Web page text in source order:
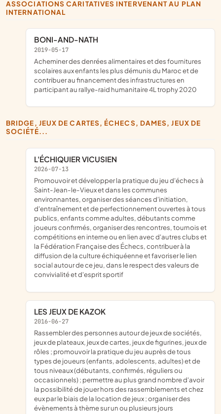
ASSOCIATIONS CARITATIVES INTERVENANT AU PLAN
INTERNATIONAL
BONI-AND-NATH
2019-05-17
acheminer des denrées alimentaires et des fournitures
scolaires aux enfants les plus démunis du Maroc et de
contribuer au financement des infrastructures en
participant au rallye-raid humanitaire 4L trophy 2020
BRIDGE, JEUX DE CARTES, ÉCHECS, DAMES, JEUX DE
SOCIÉTÉ...
L'ÉCHIQUIER VICUSIEN
2026-07-13
promouvoir et développer la pratique du jeu d'échecs à
Saint-Jean-le-Vieux et dans les communes
environnantes, organiser des séances d'initiation,
d'entraînement et de perfectionnement ouvertes à tous
publics, enfants comme adultes, débutants comme
joueurs confirmés, organiser des rencontres, tournois et
compétitions en interne ou en lien avec d'autres clubs et
la Fédération Française des Échecs, contribuer à la
diffusion de la culture échiquéenne et favoriser le lien
social autour de ce jeu, dans le respect des valeurs de
convivialité et d'esprit sportif
LES JEUX DE KAZOK
2016-06-27
rassembler des personnes autour de jeux de sociétés,
jeux de plateaux, jeux de cartes, jeux de figurines, jeux de
rôles ; promouvoir la pratique du jeu auprès de tous
types de joueurs (enfants, adolescents, adultes) et de
tous niveaux (débutants, confirmés, réguliers ou
occasionnels) ; permettre au plus grand nombre d'avoir
la possibilité de jouer hors des rassemblements et chez
eux par le biais de la location de jeux ; organiser des
évènements à thème sur un ou plusieurs jours